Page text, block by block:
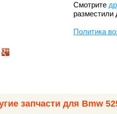
Смотрите
Политика
запчасти для Bmw